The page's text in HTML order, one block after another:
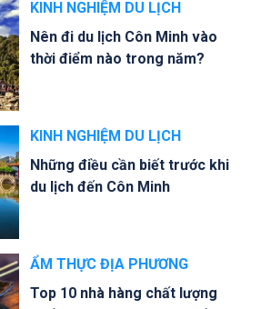
KINH NGHIỆM DU LỊCH
Nên đi du lịch Côn Minh vào
thời điểm nào trong năm?
KINH NGHIỆM DU LỊCH
Những điều cần biết trước khi
du lịch đến Côn Minh
ẨM THỰC ĐỊA PHƯƠNG
Top 10 nhà hàng chất lượng